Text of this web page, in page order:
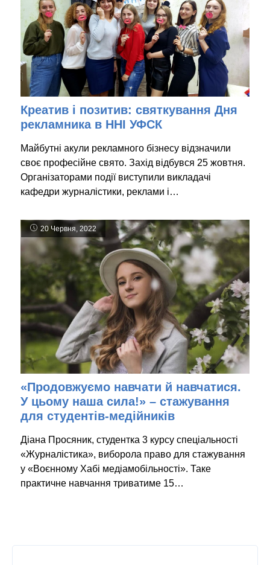
Креатив і позитив: святкування Дня
рекламника в ННІ УФСК
Майбутні акули рекламного бізнесу відзначили
своє професійне свято. Захід відбувся 25 жовтня.
Організаторами події виступили викладачі
кафедри журналістики, реклами і…
20 Червня, 2022
«Продовжуємо навчати й навчатися.
У цьому наша сила!» – стажування
для студентів-медійників
Діана Просяник, студентка 3 курсу спеціальності
«Журналістика», виборола право для стажування
у «Воєнному Хабі медіамобільності». Таке
практичне навчання триватиме 15…